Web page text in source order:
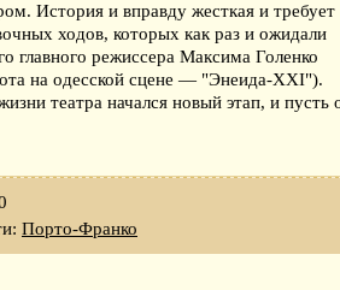
История и вправду жесткая и требует
ходов, которых как раз и ожидали
главного режиссера Максима Голенко
на одесской сцене — "Энеида-XXI").
театра начался новый этап, и пусть
Порто-Франко